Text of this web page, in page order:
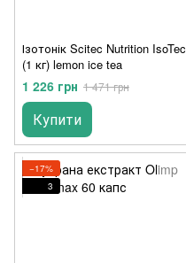
Ізотонік Scitec Nutrition IsoTec
(1 кг) lemon ice tea
1 226 грн 1 471 грн
Купити
−17%
3